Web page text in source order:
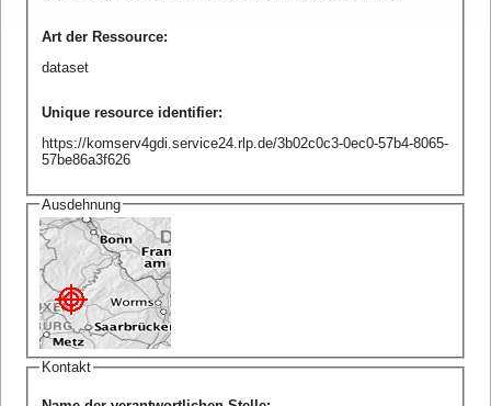
Art der Ressource:
dataset
Unique resource identifier:
https://komserv4gdi.service24.rlp.de/3b02c0c3-0ec0-57b4-8065-
57be86a3f626
Ausdehnung
Kontakt